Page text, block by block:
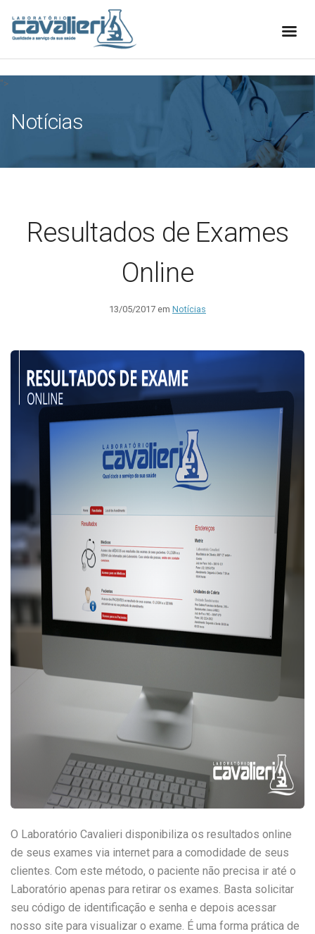
[elfsight_whatsapp_chat id="1"]
">
Notícias
Resultados de Exames
Online
13/05/2017 em Notícias
O Laboratório Cavalieri disponibiliza os resultados online
de seus exames via internet para a comodidade de seus
clientes. Com este método, o paciente não precisa ir até o
Laboratório apenas para retirar os exames. Basta solicitar
seu código de identificação e senha e depois acessar
nosso site para visualizar o exame. É uma forma prática de